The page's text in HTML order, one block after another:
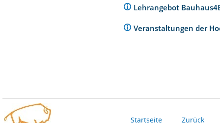
Lehrangebot
Veranstaltungen der
Startseite Zurück